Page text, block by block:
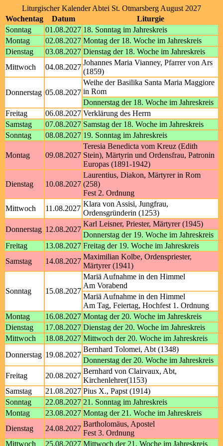
Liturgischer Kalender Abtei St. Otmarsberg August 2027
Wochentag
Datum
Liturgie
Sonntag
01.08.2027 18. Sonntag im Jahreskreis
Montag
02.08.2027 Montag der 18. Woche im Jahreskreis
Dienstag
03.08.2027 Dienstag der 18. Woche im Jahreskreis
Mittwoch
04.08.2027
Johannes Maria Vianney, Pfarrer von Ars
(1859)
Donnerstag 05.08.2027
Weihe der Basilika Santa Maria Maggiore
in Rom
Donnerstag der 18. Woche im Jahreskreis
Freitag
06.08.2027 Verklärung des Herrn
Samstag
07.08.2027 Samstag der 18. Woche im Jahreskreis
Sonntag
08.08.2027 19. Sonntag im Jahreskreis
Montag 09.08.2027
Teresia Benedicta vom Kreuz (Edith
Stein), Märtyrin und Ordensfrau, Patronin
Europas (1891-1942)
Dienstag 10.08.2027
Laurentius, Diakon, Märtyrer in Rom
(258)
Fest 2. Ordnung
Mittwoch
11.08.2027
Klara von Assisi, Jungfrau,
Ordensgründerin (1253)
Donnerstag 12.08.2027
Karl Leisner, Priester, Märtyrer (1945)
Donnerstag der 19. Woche im Jahreskreis
Freitag
13.08.2027 Freitag der 19. Woche im Jahreskreis
Samstag
14.08.2027
Maximilian Kolbe, Ordenspriester,
Märtyrer (1941)
Sonntag 15.08.2027
Mariä Aufnahme in den Himmel
Am Vorabend
Mariä Aufnahme in den Himmel
Am Tag, Feiertag, Hochfest 1. Ordnung
Montag
16.08.2027 Montag der 20. Woche im Jahreskreis
Dienstag
17.08.2027 Dienstag der 20. Woche im Jahreskreis
Mittwoch
18.08.2027 Mittwoch der 20. Woche im Jahreskreis
Donnerstag 19.08.2027
Bernhard Tolomei, Abt (1348)
Donnerstag der 20. Woche im Jahreskreis
Freitag
20.08.2027
Bernhard von Clairvaux, Abt,
Kirchenlehrer(1153)
Samstag
21.08.2027 Pius X., Papst (1914)
Sonntag
22.08.2027 21. Sonntag im Jahreskreis
Montag
23.08.2027 Montag der 21. Woche im Jahreskreis
Dienstag
24.08.2027
Bartholomäus, Apostel
Fest 3. Ordnung
Mittwoch
25.08.2027 Mittwoch der 21. Woche im Jahreskreis